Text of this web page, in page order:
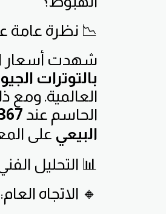
📉 نظرة عامة
شهدت أسعار
بالتوترات
العالمية.
الحاسم عند 3367 دولار
البيعي على
📊 التحليل
🔸 الاتجاه العام: